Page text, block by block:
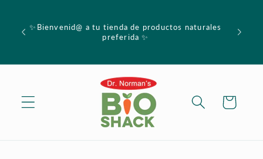
content
✨Bienvenid@ a tu tienda de productos naturales
preferida ✨
Cart